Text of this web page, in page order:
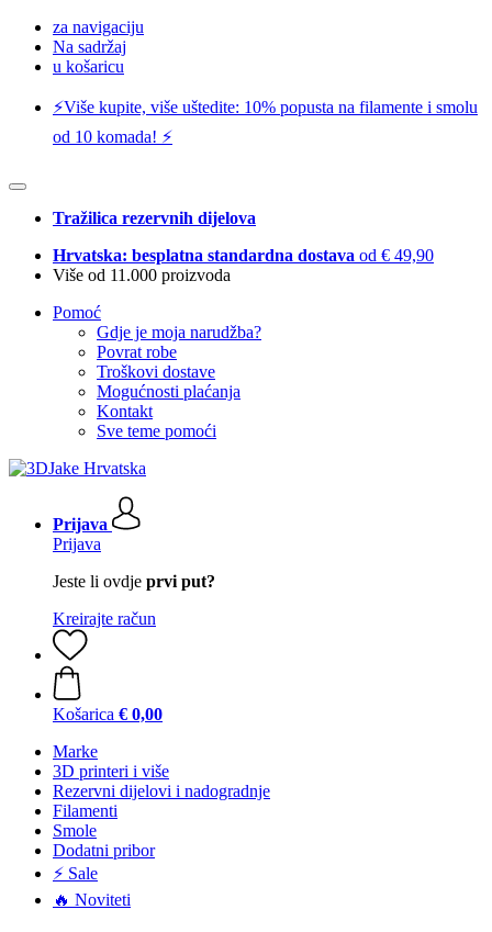
za navigaciju
Na sadržaj
u košaricu
⚡️Više kupite, više uštedite: 10% popusta na filamente i smolu
od 10 komada! ⚡️
Tražilica rezervnih dijelova
Hrvatska: besplatna standardna dostava od € 49,90
Više od 11.000 proizvoda
Pomoć
Gdje je moja narudžba?
Povrat robe
Troškovi dostave
Mogućnosti plaćanja
Kontakt
Sve teme pomoći
Prijava
Prijava
Jeste li ovdje prvi put?
Kreirajte račun
Košarica € 0,00
Marke
3D printeri i više
Rezervni dijelovi i nadogradnje
Filamenti
Smole
Dodatni pribor
⚡ Sale
🔥 Noviteti